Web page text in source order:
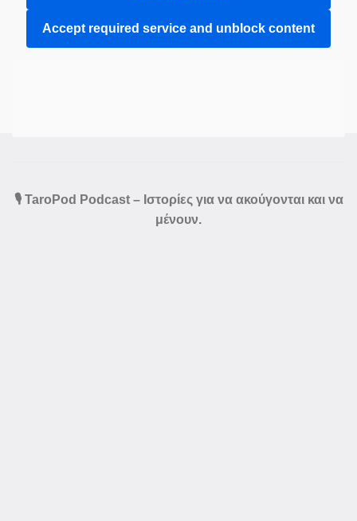
Accept required service and unblock content
🎙️ TaroPod Podcast – Ιστορίες για να ακούγονται και να
μένουν.